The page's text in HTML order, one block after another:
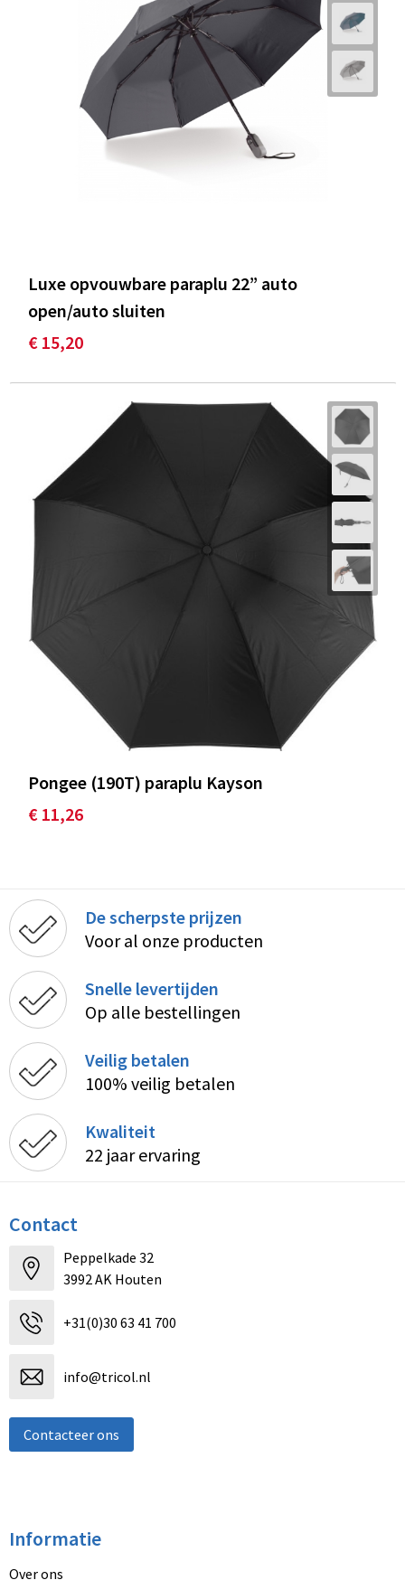
Luxe opvouwbare paraplu 22” auto
open/auto sluiten
€ 15,20
Pongee (190T) paraplu Kayson
€ 11,26
De scherpste prijzen
Voor al onze producten
Snelle levertijden
Op alle bestellingen
Veilig betalen
100% veilig betalen
Kwaliteit
22 jaar ervaring
Contact
Peppelkade 32
3992 AK Houten
+31(0)30 63 41 700
info@tricol.nl
Contacteer ons
Informatie
Over ons